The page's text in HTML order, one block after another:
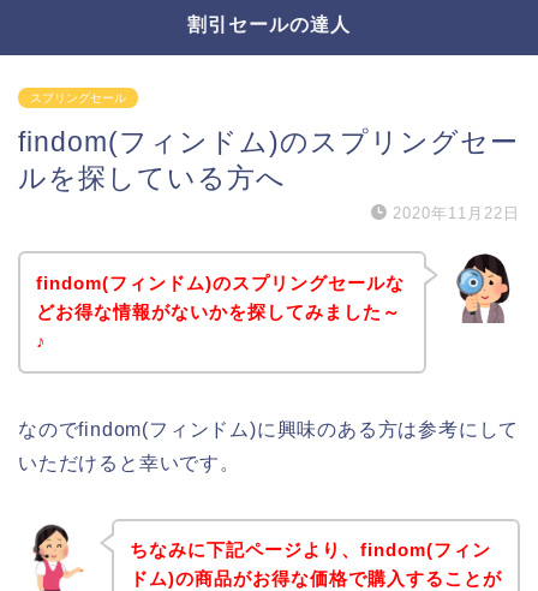
割引セールの達人
スプリングセール
findom(フィンドム)のスプリングセー
ルを探している方へ
2020年11月22日
findom(フィンドム)のスプリングセールな
どお得な情報がないかを探してみました～
♪
なのでfindom(フィンドム)に興味のある方は参考にして
いただけると幸いです。
ちなみに下記ページより、findom(フィン
ドム)の商品がお得な価格で購入することが